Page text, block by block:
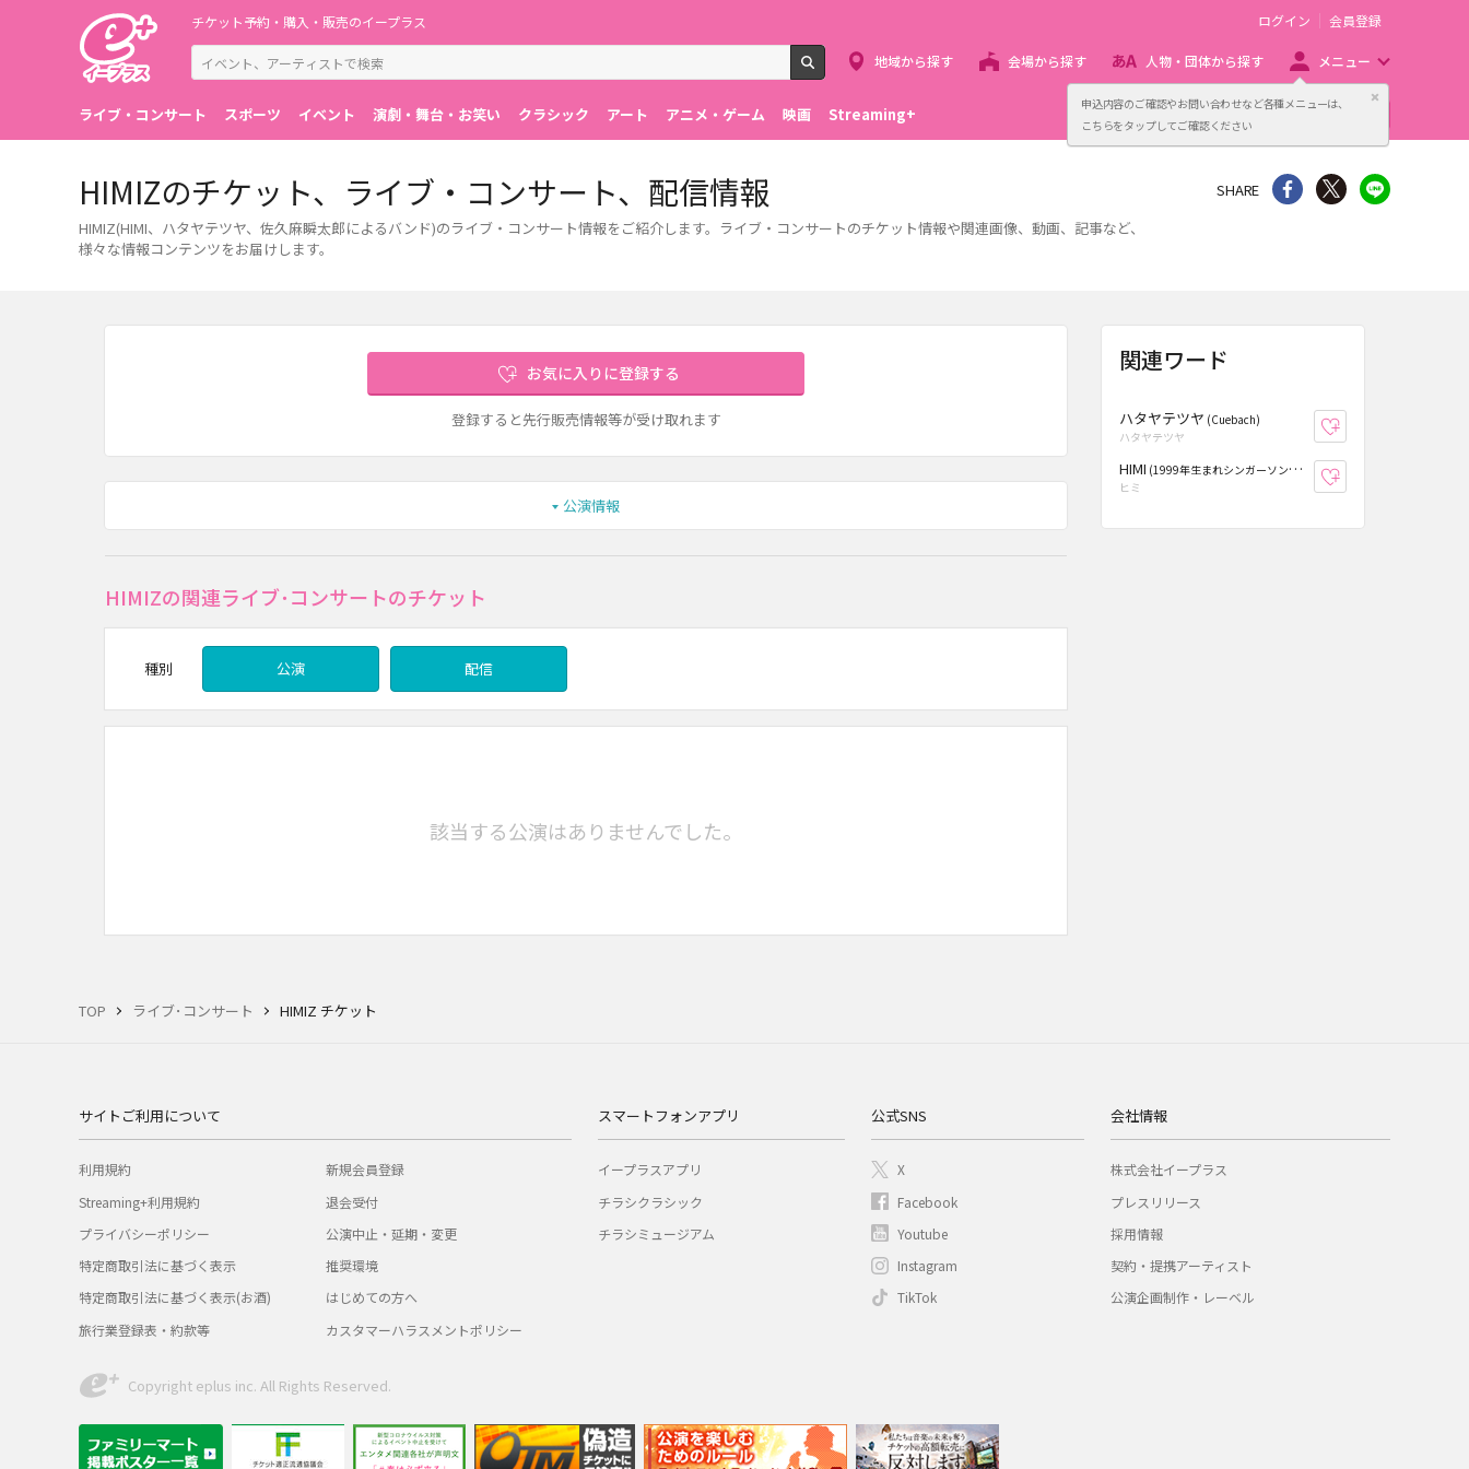
申込内容のご確認やお問い合わせなど各種メニューは、
こちらをタップしてご確認ください
閉じる
チケット予約・購入・販売のイープラス
検索
ログイン 会員登録
地域から探す 会場から探す 人物・団体から探す メニュー
ライブ・コンサート スポーツ イベント 演劇・舞台・お笑い クラシック アート アニメ・ゲーム 映画 Streaming+ 主催者向け販売サービス
TOP ライブ･コンサート HIMIZ チケット
HIMIZのチケット、ライブ・コンサート、配信情報
HIMIZ(HIMI、ハタヤテツヤ、佐久麻瞬太郎によるバンド)のライブ・コンサート情報をご紹介します。ライブ・コンサートのチケット情報や関連画像、動画、記事など、
様々な情報コンテンツをお届けします。
SHARE シェア Twitter
お気に入りに登録する
登録すると先行販売情報等が受け取れます
公演情報
HIMIZの関連ライブ･コンサートのチケット
種別 公演 配信
該当する公演はありませんでした。
関連ワード
ハタヤテツヤ (Cuebach)
ハタヤテツヤ
HIMI (1999年生まれシンガーソングライター)
ヒミ
サイトご利用について
利用規約
Streaming+利用規約
プライバシーポリシー
特定商取引法に基づく表示
特定商取引法に基づく表示(お酒)
旅行業登録表・約款等
新規会員登録
退会受付
公演中止・延期・変更
推奨環境
はじめての方へ
カスタマーハラスメントポリシー
スマートフォンアプリ
イープラスアプリ
チラシクラシック
チラシミュージアム
公式SNS
X
Facebook
Youtube
Instagram
TikTok
会社情報
株式会社イープラス
プレスリリース
採用情報
契約・提携アーティスト
公演企画制作・レーベル
Copyright eplus inc. All Rights Reserved.